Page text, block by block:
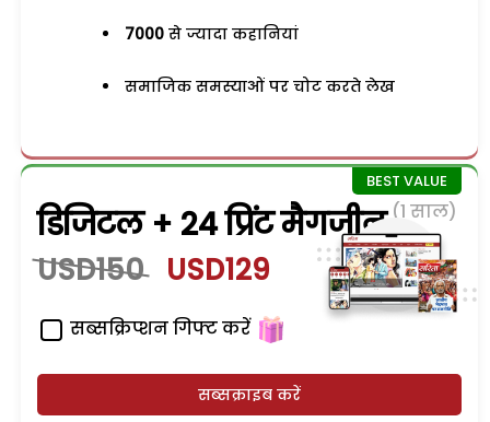
7000 से ज्यादा कहानियां
समाजिक समस्याओं पर चोट करते लेख
डिजिटल + 24 प्रिंट मैगजीन (1 साल)
USD150 USD129
सब्सक्रिप्शन गिफ्ट करें
सब्सक्राइब करें